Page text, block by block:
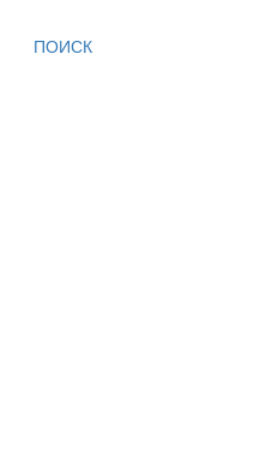
ПОИСК